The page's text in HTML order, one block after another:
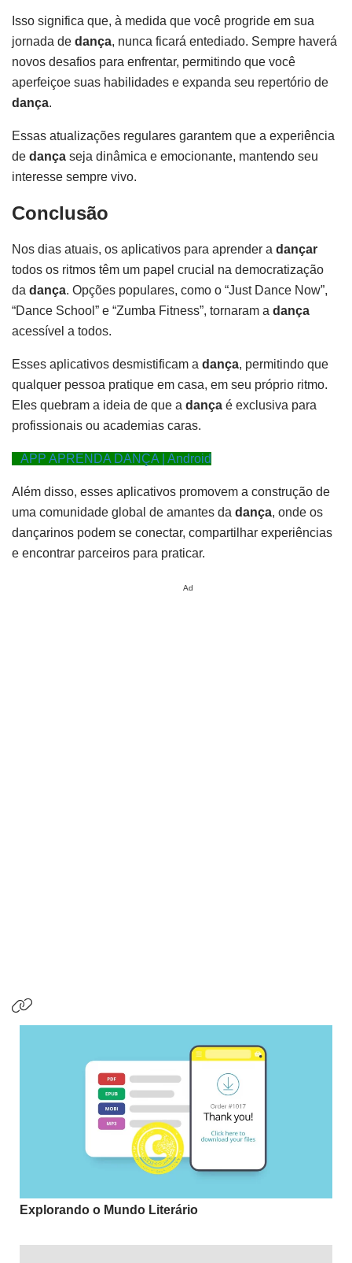
Isso significa que, à medida que você progride em sua
jornada de dança, nunca ficará entediado. Sempre haverá
novos desafios para enfrentar, permitindo que você
aperfeiçoe suas habilidades e expanda seu repertório de
dança.
Essas atualizações regulares garantem que a experiência
de dança seja dinâmica e emocionante, mantendo seu
interesse sempre vivo.
Conclusão
Nos dias atuais, os aplicativos para aprender a dançar
todos os ritmos têm um papel crucial na democratização
da dança. Opções populares, como o “Just Dance Now”,
“Dance School” e “Zumba Fitness”, tornaram a dança
acessível a todos.
Esses aplicativos desmistificam a dança, permitindo que
qualquer pessoa pratique em casa, em seu próprio ritmo.
Eles quebram a ideia de que a dança é exclusiva para
profissionais ou academias caras.
APP APRENDA DANÇA | Android
Além disso, esses aplicativos promovem a construção de
uma comunidade global de amantes da dança, onde os
dançarinos podem se conectar, compartilhar experiências
e encontrar parceiros para praticar.
Ad
Explorando o Mundo Literário